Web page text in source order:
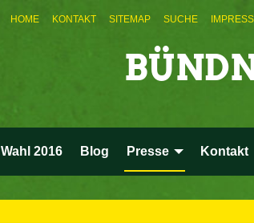
HOME KONTAKT SITEMAP SUCHE
Wahl 2016 Blog Presse Kontakt